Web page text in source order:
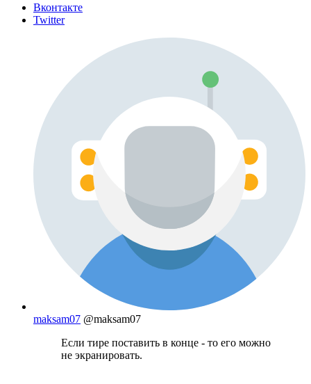
Вконтакте
Twitter
maksam07 @maksam07
Если тире поставить в конце - то его можно
не экранировать.